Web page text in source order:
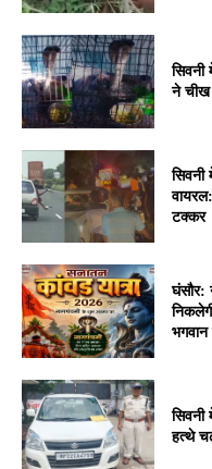
सिवनी
ने चीख
सिवनी
टक्कर
घंसौर:
हत्थे